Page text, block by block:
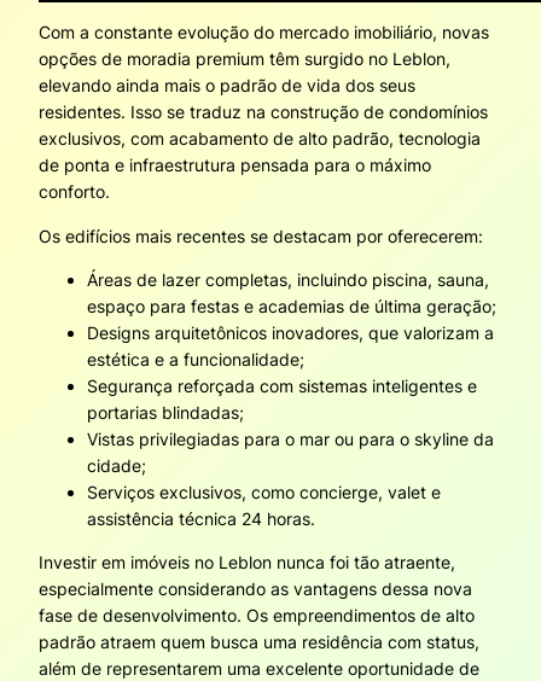
Com a constante evolução do mercado imobiliário, novas
opções de moradia premium têm surgido no Leblon,
elevando ainda mais o padrão de vida dos seus
residentes. Isso se traduz na construção de condomínios
exclusivos, com acabamento de alto padrão, tecnologia
de ponta e infraestrutura pensada para o máximo
conforto.
Os edifícios mais recentes se destacam por oferecerem:
Áreas de lazer completas, incluindo piscina, sauna,
espaço para festas e academias de última geração;
Designs arquitetônicos inovadores, que valorizam a
estética e a funcionalidade;
Segurança reforçada com sistemas inteligentes e
portarias blindadas;
Vistas privilegiadas para o mar ou para o skyline da
cidade;
Serviços exclusivos, como concierge, valet e
assistência técnica 24 horas.
Investir em imóveis no Leblon nunca foi tão atraente,
especialmente considerando as vantagens dessa nova
fase de desenvolvimento. Os empreendimentos de alto
padrão atraem quem busca uma residência com status,
além de representarem uma excelente oportunidade de